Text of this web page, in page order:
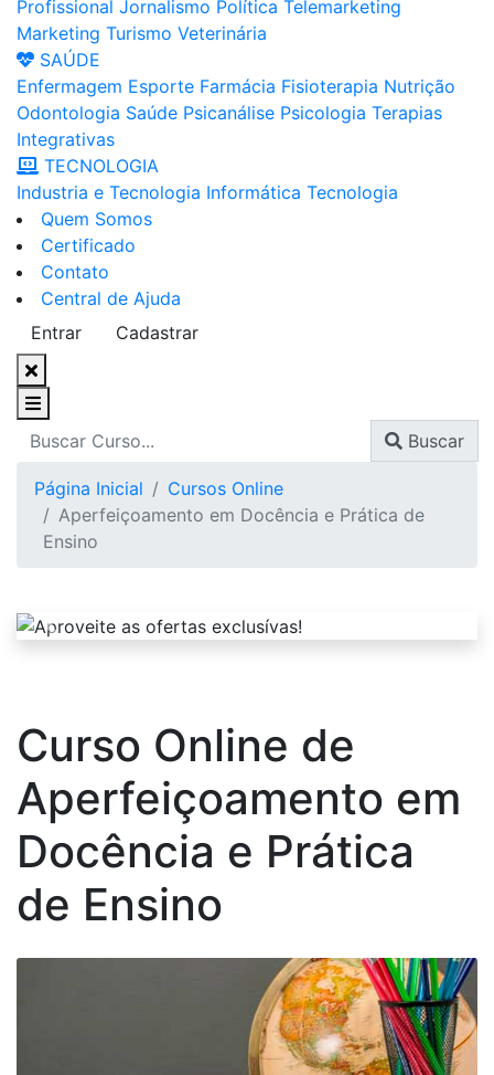
Profissional Jornalismo Política Telemarketing
Marketing Turismo Veterinária
SAÚDE
Enfermagem Esporte Farmácia Fisioterapia Nutrição
Odontologia Saúde Psicanálise Psicologia Terapias
Integrativas
TECNOLOGIA
Industria e Tecnologia Informática Tecnologia
Quem Somos
Certificado
Contato
Central de Ajuda
Entrar
Cadastrar
Buscar
Página Inicial
Cursos Online
Aperfeiçoamento em Docência e Prática de
Ensino
Curso Online de
Aperfeiçoamento em
Docência e Prática
de Ensino